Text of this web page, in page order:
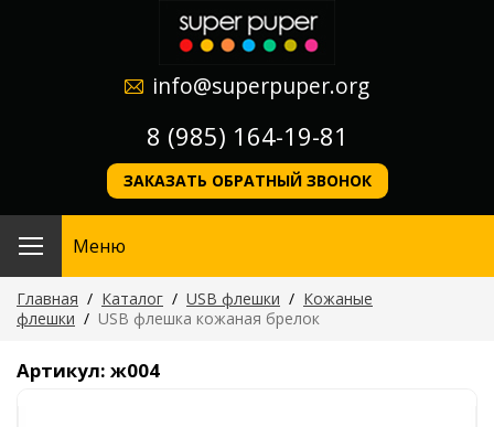
info@superpuper.org
8 (985) 164-19-81
ЗАКАЗАТЬ ОБРАТНЫЙ ЗВОНОК
Меню
Главная / Каталог / USB флешки / Кожаные
флешки / USB флешка кожаная брелок
Артикул: ж004